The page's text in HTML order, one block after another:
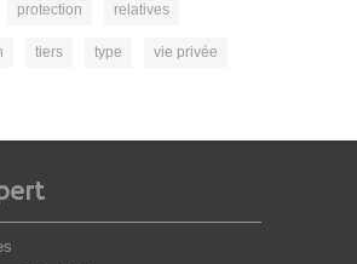
protection relatives
tiers type vie privée